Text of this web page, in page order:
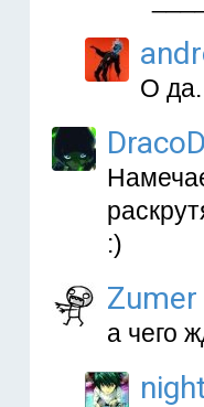
О
:)
Zumer
а чего